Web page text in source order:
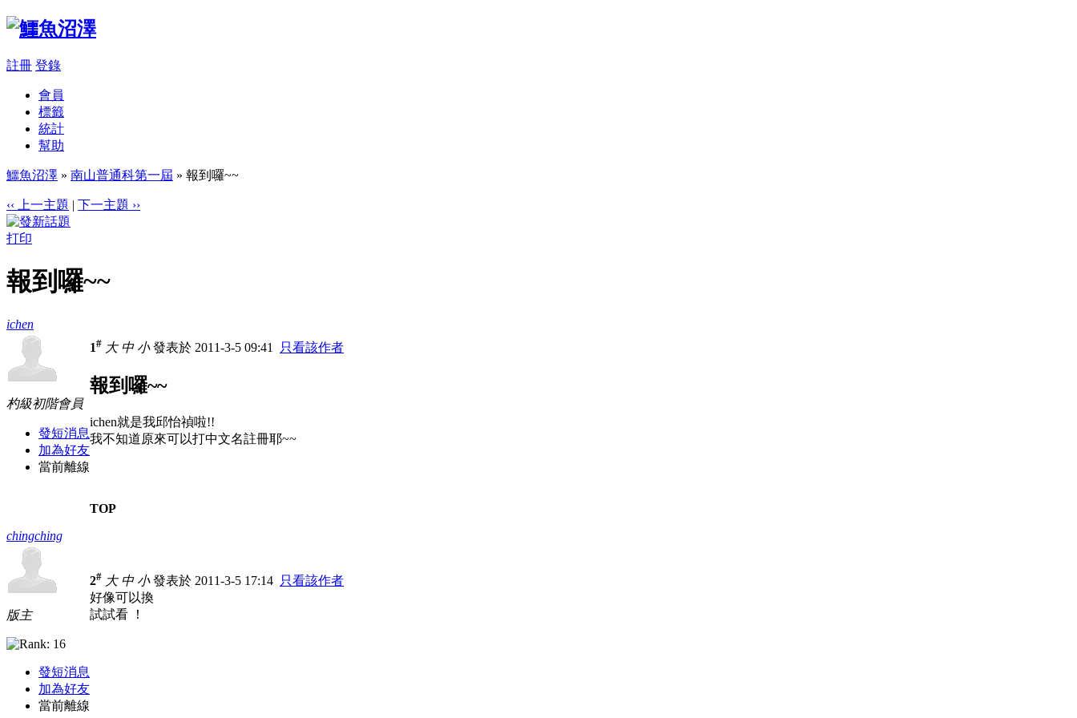
註冊 登錄
會員
標籤
統計
幫助
鱷魚沼澤 » 南山普通科第一屆 » 報到囉~~
‹‹ 上一主題 | 下一主題 ››
打印
報到囉~~
ichen
杓級初階會員
發短消息
加為好友
當前離線
1# 大 中 小發表於 2011-3-5 09:41 只看該作者
報到囉~~
ichen就是我邱怡禎啦!!
我不知道原來可以打中文名註冊耶~~
TOP
chingching
版主
發短消息
加為好友
當前離線
2# 大 中 小發表於 2011-3-5 17:14 只看該作者
好像可以換
試試看 ！